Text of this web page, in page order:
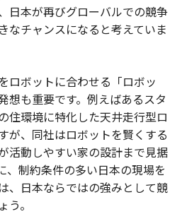
日本が再びグローバルでの競争
なチャンスになると考えていま
ロボットに合わせる「ロボッ
想も重要です。例えばあるスタ
住環境に特化した天井走行型ロ
が、同社はロボットを賢くする
活動しやすい家の設計まで見据
、制約条件の多い日本の現場を
、日本ならではの強みとして競
。